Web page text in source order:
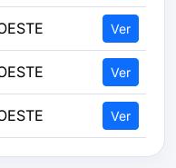
Ver
Ver
Ver